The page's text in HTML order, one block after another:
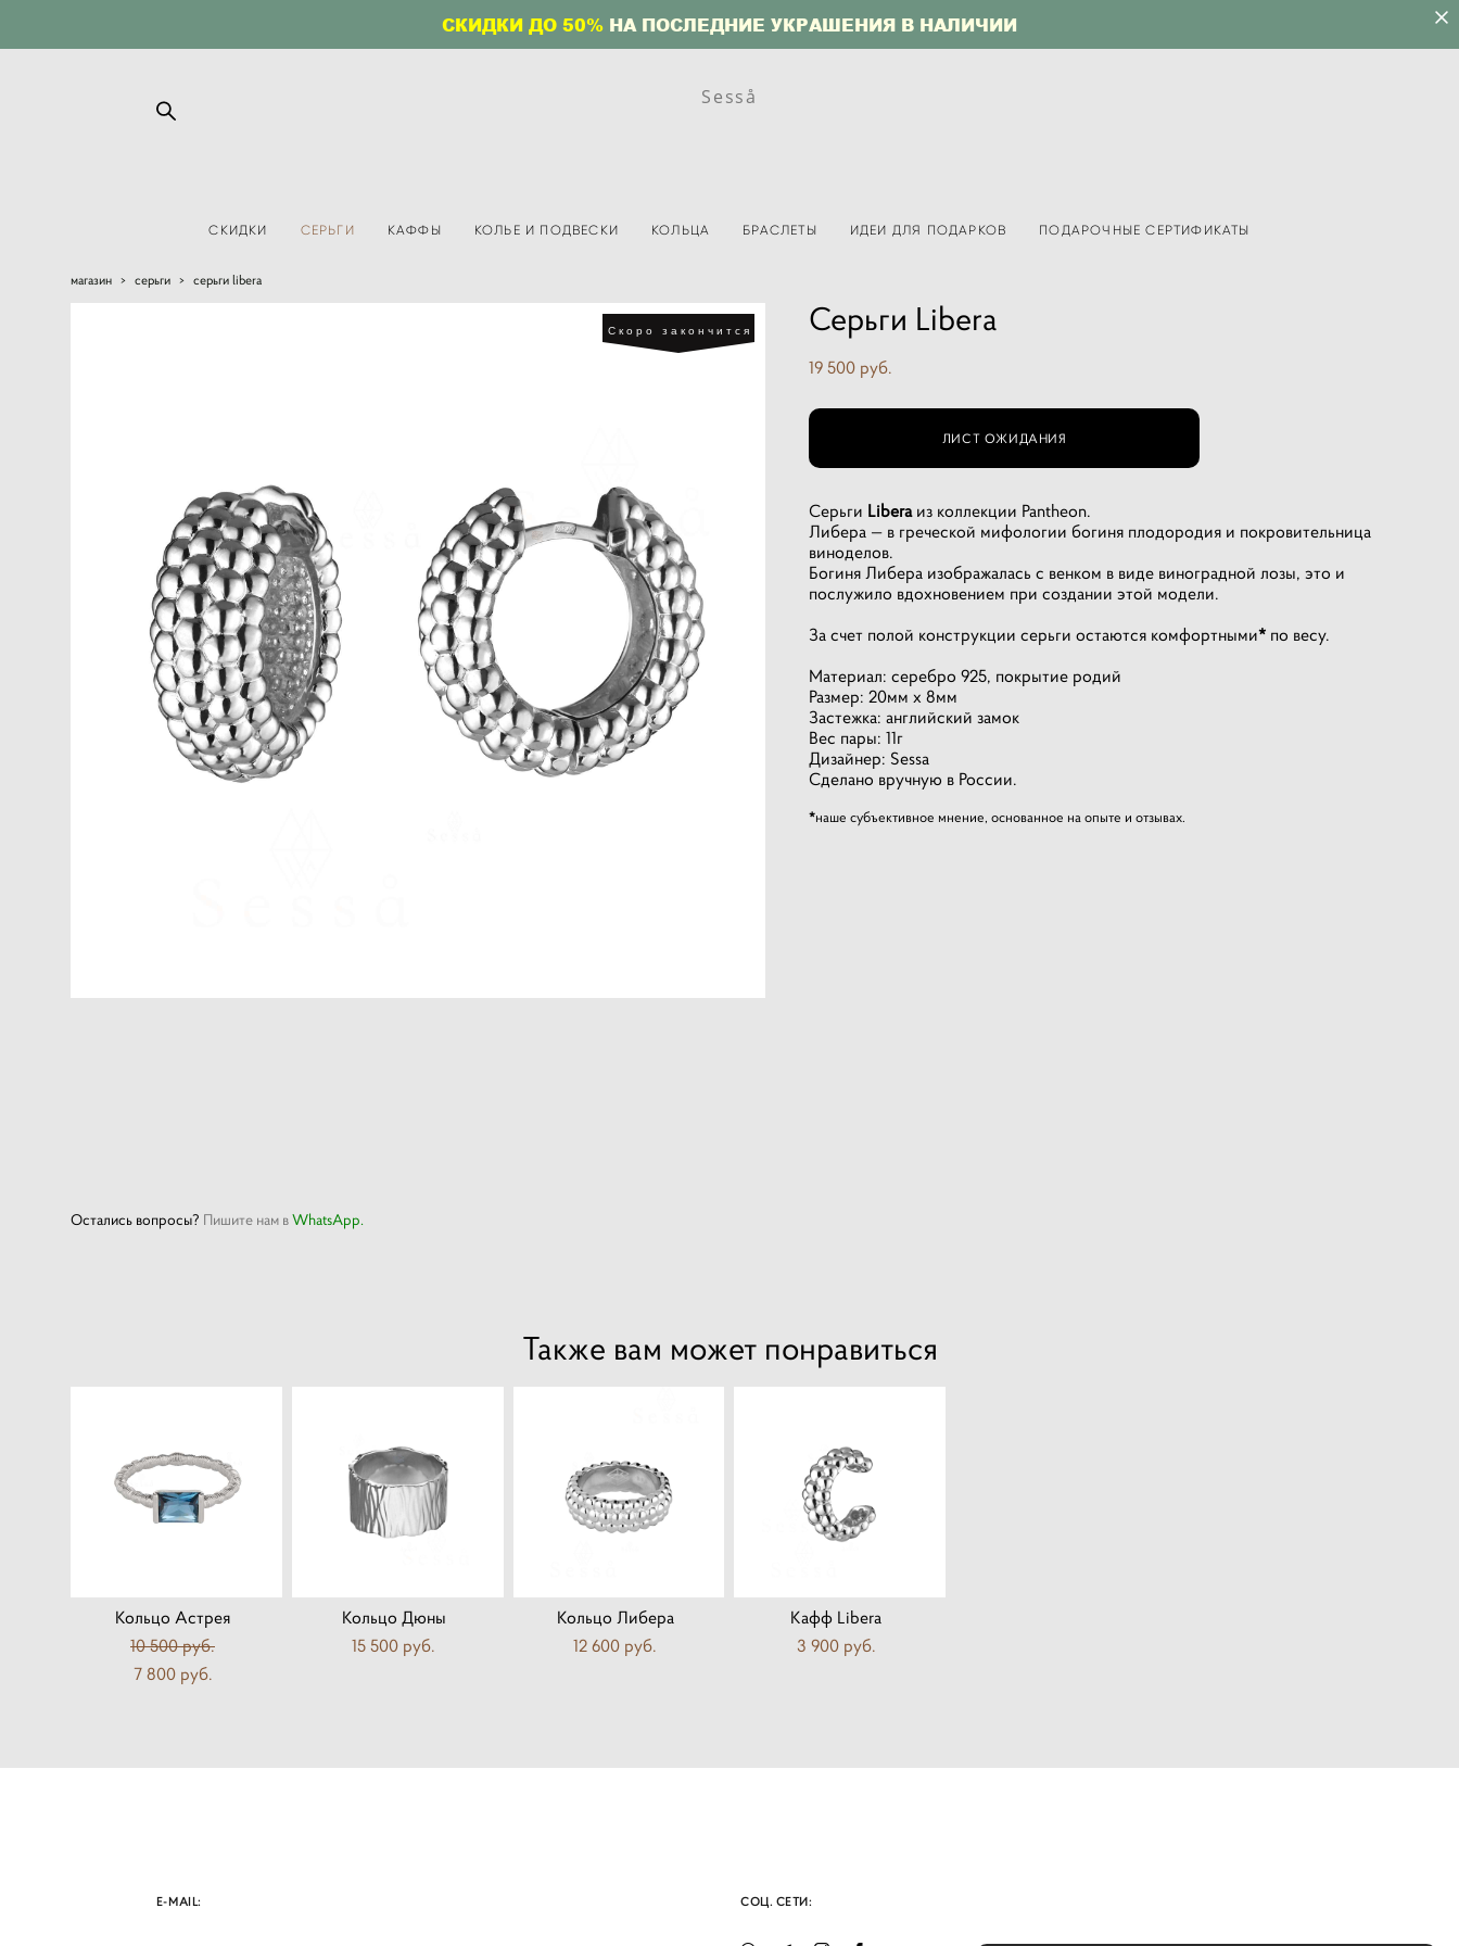
СКИДКИ ДО 50% НА ПОСЛЕДНИЕ УКРАШЕНИЯ В НАЛИЧИИ
Sesså
СКИДКИ СЕРЬГИ КАФФЫ КОЛЬЕ И ПОДВЕСКИ КОЛЬЦА БРАСЛЕТЫ ИДЕИ ДЛЯ ПОДАРКОВ ПОДАРОЧНЫЕ СЕРТИФИКАТЫ
магазин > серьги > серьги libera
Скоро закончится Серьги Libera
19 500 pуб.
ЛИСТ ОЖИДАНИЯ
Серьги Liberaиз коллекции Pantheon.
Либера — в греческой мифологии богиня плодородия и покровительница
виноделов.
Богиня Либера изображалась с венком в виде виноградной лозы, это и
послужило вдохновением при создании этой модели.
За счет полой конструкции серьги остаются комфортными*по весу.
Материал: серебро 925, покрытие родий
Размер: 20мм х 8мм
Застежка: английский замок
Вес пары: 11г
Дизайнер: Sessa
Сделано вручную в России.
*наше субъективное мнение, основанное на опыте и отзывах.
Остались вопросы? Пишите нам вWhatsApp.
Также вам может понравиться
Кольцо Астрея
10 500 pуб.
7 800 pуб.
Кольцо Дюны
15 500 pуб.
Кольцо Либера
12 600 pуб.
Кафф Libera
3 900 pуб.
E-MAIL: СОЦ. СЕТИ: